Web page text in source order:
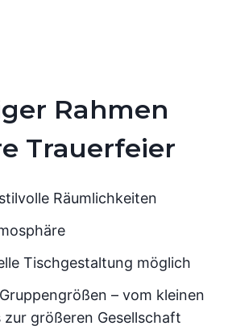
Rahmen
Trauerfeier
Räumlichkeiten
Tischgestaltung möglich
– vom kleinen
zur größeren Gesellschaft